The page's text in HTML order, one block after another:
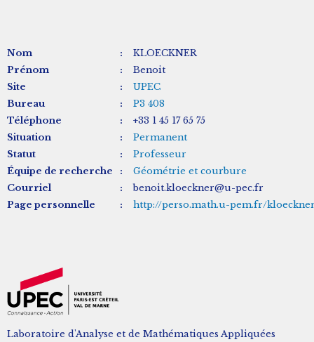
Nom :
KLOECKNER
Prénom
:
Benoit
Site
:
UPEC
Bureau
:
P3 408
Téléphone
:
+33 1 45 17 65 75
Situation
:
Permanent
Statut
:
Professeur
Équipe de recherche
:
Géométrie et courbure
Courriel
:
benoit.kloeckner@u-pec.fr
Page personnelle
: http://perso.math.u-pem.fr/
Laboratoire d'Analyse et de Mathématiques Appliquées